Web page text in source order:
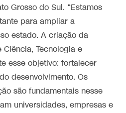
Grosso do Sul. “Estamos
para ampliar a
estado. A criação da
Tecnologia e
esse objetivo: fortalecer
desenvolvimento. Os
são fundamentais nesse
universidades, empresas e